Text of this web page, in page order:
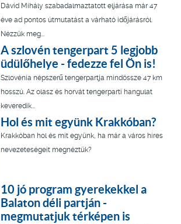
Dávid Mihály szabadalmaztatott eljárása már 47
éve ad pontos útmutatást a várható időjárásról.
Nézzük meg...
A szlovén tengerpart 5 legjobb
üdülőhelye - fedezze fel Ön is!
Szlovénia népszerű tengerpartja mindössze 47 km
hosszú. Az olasz és horvát tengerparti hangulat
keveredik...
Hol és mit együnk Krakkóban?
Krakkóban hol és mit együnk, ha már a város híres
nevezeteségeit megnéztük?
10 jó program gyerekekkel a
Balaton déli partján -
megmutatjuk térképen is